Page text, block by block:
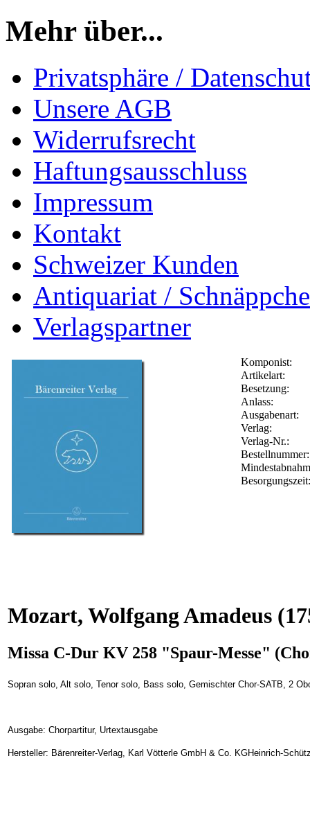
Mehr über...
Privatsphäre /
Unsere AGB
Widerrufsrecht
Haftungsausschluss
Impressum
Kontakt
Schweizer Kunden
Antiquariat /
Verlagspartner
Komponist:
Artikelart:
Besetzung:
Anlass:
Ausgabenart:
Verlag:
Verlag-Nr.:
Mozart, Wolfgang Amadeus
Missa C-Dur KV 258 "Spaur-Messe"
Sopran solo, Alt solo, Tenor solo, Bass solo, Gemischter Chor-SATB, 2
Ausgabe: Chorpartitur, Urtextausgabe
Hersteller: Bärenreiter-Verlag, Karl Vötterle GmbH & Co. KGHeinrich-